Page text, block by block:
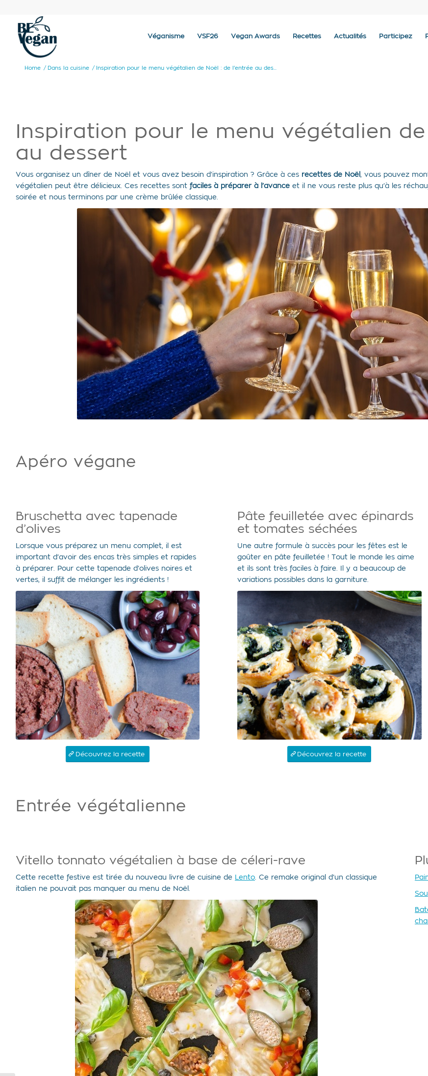
Véganisme VSF26 Vegan Awards Recettes Actualités Participez
Home / Dans la cuisine / Inspiration pour le menu végétalien de Noël : de l’entrée au des...
Inspiration pour le menu végétalien de
au dessert
Vous organisez un dîner de Noël et vous avez besoin d’inspiration ? Grâce à ces recettes de Noël , vous pouvez
végétalien peut être délicieux. Ces recettes sont faciles à préparer à l’avance et il ne vous reste plus qu’à les
soirée et nous terminons par une crème brûlée classique.
Apéro végane
Bruschetta avec tapenade
d’olives
Lorsque vous préparez un menu complet, il est
important d’avoir des encas très simples et rapides
à préparer. Pour cette tapenade d’olives noires et
vertes, il suffit de mélanger les ingrédients !
Découvrez la recette
Pâte feuilletée avec épinards
et tomates séchées
Une autre formule à succès pour les fêtes est le
goûter en pâte feuilletée ! Tout le monde les aime
et ils sont très faciles à faire. Il y a beaucoup de
variations possibles dans la garniture.
Découvrez la recette
Entrée végétalienne
Vitello tonnato végétalien à base de céleri-rave
Cette recette festive est tirée du nouveau livre de cuisine de Lento. Ce remake original d’un classique
italien ne pouvait pas manquer au menu de Noël.